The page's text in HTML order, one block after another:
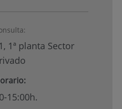
1ª planta Sector
15:00h.